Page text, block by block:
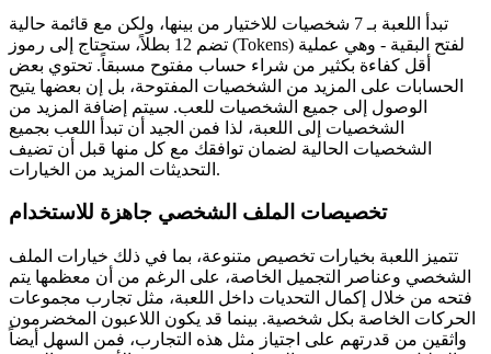
تبدأ اللعبة بـ 7 شخصيات للاختيار من بينها، ولكن مع قائمة حالية
تضم 12 بطلاً، ستحتاج إلى رموز (Tokens) لفتح البقية - وهي عملية
أقل كفاءة بكثير من شراء حساب مفتوح مسبقاً. تحتوي بعض
الحسابات على المزيد من الشخصيات المفتوحة، بل إن بعضها يتيح
الوصول إلى جميع الشخصيات للعب. سيتم إضافة المزيد من
الشخصيات إلى اللعبة، لذا فمن الجيد أن تبدأ اللعب بجميع
الشخصيات الحالية لضمان توافقك مع كل منها قبل أن تضيف
التحديثات المزيد من الخيارات.
تخصيصات الملف الشخصي جاهزة للاستخدام
تتميز اللعبة بخيارات تخصيص متنوعة، بما في ذلك خيارات الملف
الشخصي وعناصر التجميل الخاصة، على الرغم من أن معظمها يتم
فتحه من خلال إكمال التحديات داخل اللعبة، مثل تجارب مجموعات
الحركات الخاصة بكل شخصية. بينما قد يكون اللاعبون المخضرمون
واثقين من قدرتهم على اجتياز مثل هذه التجارب، فمن السهل أيضاً